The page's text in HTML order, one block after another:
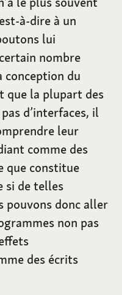
à-dire à un
lui
nombre
conception du
que la plupart des
d’interfaces, il
leur
comme des
que constitue
si de telles
pouvons donc aller
non pas
des écrits